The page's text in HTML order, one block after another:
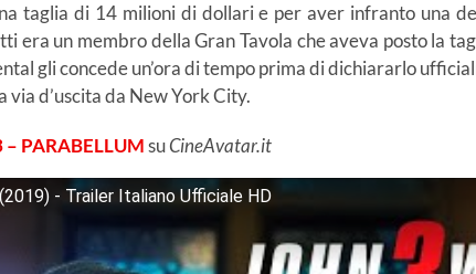
taglia di 14 milioni di dollari e per aver infranto una
era un membro della Gran Tavola che aveva posto la
gli concede un’ora di tempo prima di dichiararlo
d’uscita da New York City.
PARABELLUMsuCineAvatar.it
- Trailer Italiano Ufficiale HD